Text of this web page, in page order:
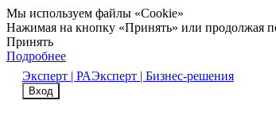
Мы используем файлы «Cookie»
Нажимая на кнопку «Принять» или продолжая
Принять
Подробнее
Эксперт | РАЭксперт | Бизнес-решения
Вход